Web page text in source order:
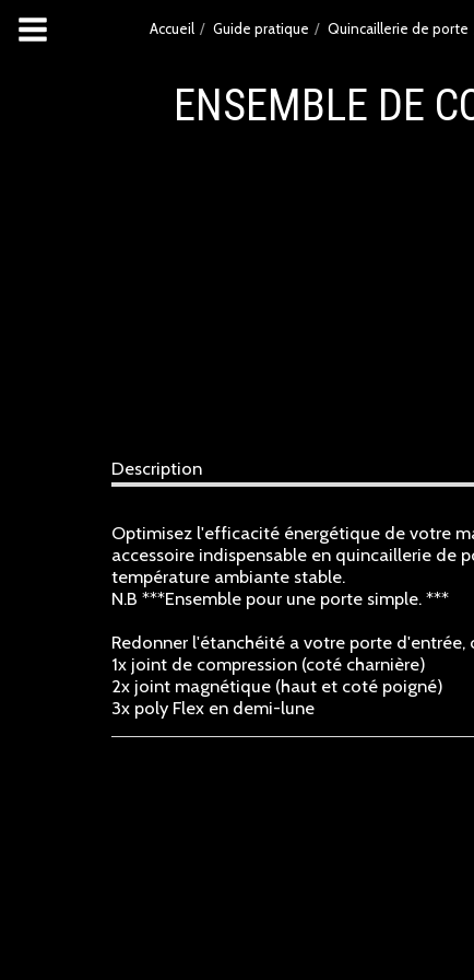
Accueil Guide pratique Quincaillerie de porte
ENSEMBLE DE
Description
Optimisez l'efficacité énergétique de votre
accessoire indispensable en quincaillerie de
température ambiante stable.
N.B ***Ensemble pour une porte simple. ***
Redonner l'étanchéité a votre porte d'entrée,
1x joint de compression (coté charnière)
2x joint magnétique (haut et coté poigné)
3x poly Flex en demi-lune